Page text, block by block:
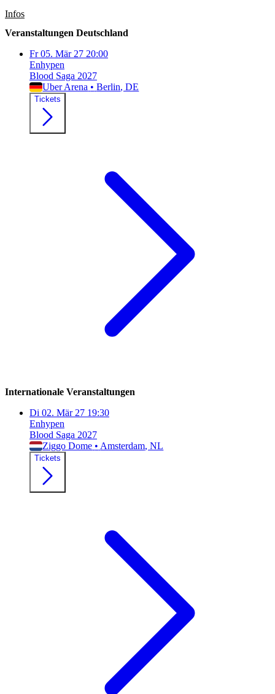
Infos
Veranstaltungen Deutschland
Fr 05. Mär 27 20:00
Enhypen
Blood Saga 2027
Uber Arena • Berlin, DE
Tickets
Internationale Veranstaltungen
Di 02. Mär 27 19:30
Enhypen
Blood Saga 2027
Ziggo Dome • Amsterdam, NL
Tickets